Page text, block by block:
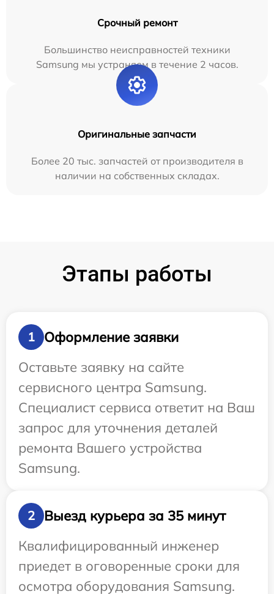
Срочный ремонт
Большинство неисправностей техники
Samsung мы устраняем в течение 2 часов.
Оригинальные запчасти
Более 20 тыс. запчастей от производителя в
наличии на собственных складах.
Этапы работы
1
Оформление заявки
Оставьте заявку на сайте
сервисного центра Samsung.
Специалист сервиса ответит на Ваш
запрос для уточнения деталей
ремонта Вашего устройства
Samsung.
2
Выезд курьера за 35 минут
Квалифицированный инженер
приедет в оговоренные сроки для
осмотра оборудования Samsung.